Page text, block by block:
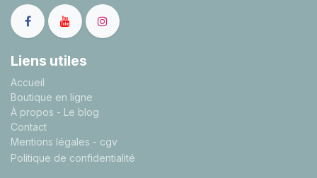
Liens utiles
Accueil
Boutique en ligne
À propos - Le blog
Contact
Mentions légales - cgv
Politique de confidentialité